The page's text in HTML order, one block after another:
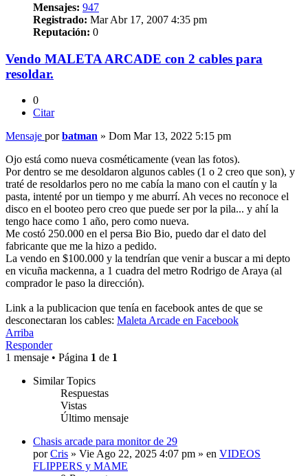
Mensajes: 947
Registrado: Mar Abr 17, 2007 4:35 pm
Reputación: 0
Vendo MALETA ARCADE con 2 cables para
resoldar.
0
Citar
Mensaje porbatman » Dom Mar 13, 2022 5:15 pm
Ojo está como nueva cosméticamente (vean las fotos).
Por dentro se me desoldaron algunos cables (1 o 2 creo que son), y
traté de resoldarlos pero no me cabía la mano con el cautín y la
pasta, intenté por un tiempo y me aburrí. Ah veces no reconoce el
disco en el booteo pero creo que puede ser por la pila... y ahí la
tengo hace como 1 año, pero como nueva.
Me costó 250.000 en el persa Bio Bio, puedo dar el dato del
fabricante que me la hizo a pedido.
La vendo en $100.000 y la tendrían que venir a buscar a mi depto
en vicuña mackenna, a 1 cuadra del metro Rodrigo de Araya (al
comprador le paso la dirección).
Link a la publicacion que tenía en facebook antes de que se
desconectaran los cables: Maleta Arcade en Facebook
Arriba
Responder
1 mensaje • Página 1 de 1
Similar Topics
Respuestas
Vistas
Último mensaje
Chasis arcade para monitor de 29
porCris » Vie Ago 22, 2025 4:07 pm » en VIDEOS
FLIPPERS y MAME